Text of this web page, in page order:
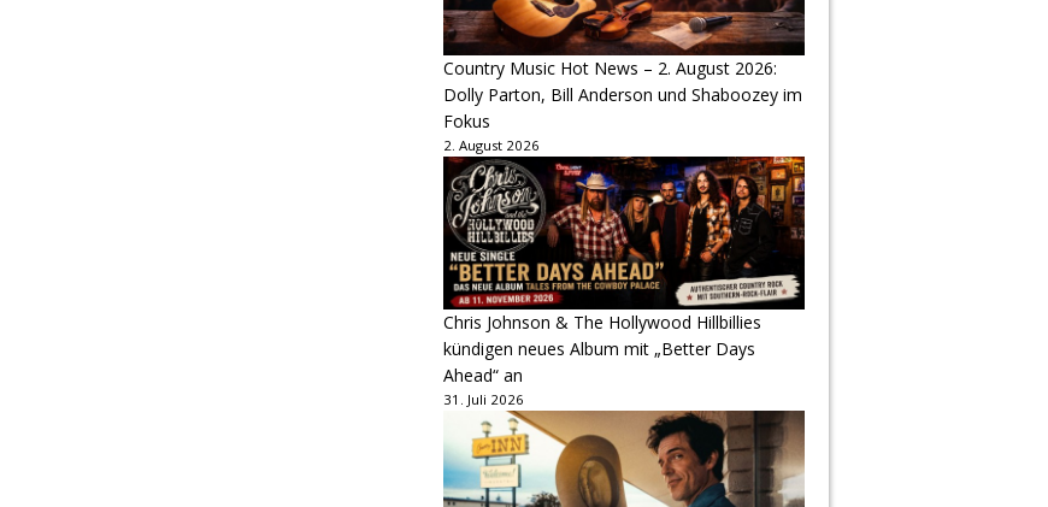
Country Music Hot News – 2. August 2026:
Dolly Parton, Bill Anderson und Shaboozey im
Fokus
2. August 2026
Chris Johnson & The Hollywood Hillbillies
kündigen neues Album mit „Better Days
Ahead“ an
31. Juli 2026